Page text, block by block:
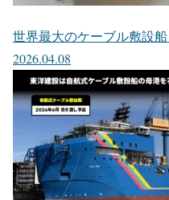
世界最大のケーブル敷設
2026.04.08